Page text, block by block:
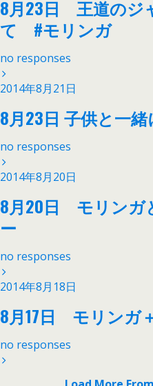
8月23日 王道のジ
て #モリンガ
no responses
2014年8月21日
8月23日 子供と一
no responses
2014年8月20日
8月20日 モリンガ
ー
no responses
2014年8月18日
8月17日 モリンガ
no responses